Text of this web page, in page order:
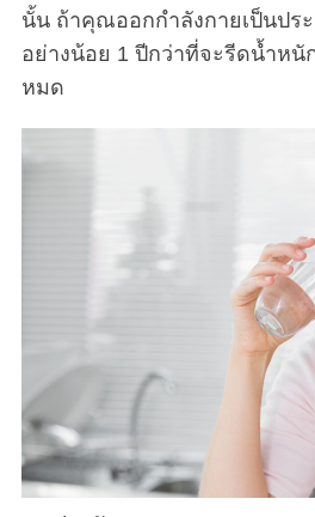
นั้น ถ้าคุณออกกำลังกายเป็นปร
อย่างน้อย 1 ปีกว่าที่จะรีดน้ำหนั
หมด